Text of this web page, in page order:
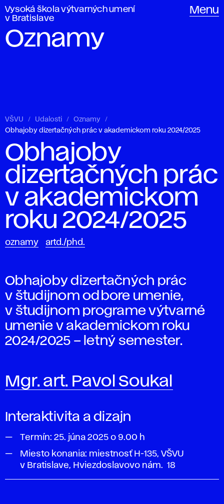
Vysoká škola výtvarných umení
v Bratislave
Menu
Oznamy
VŠVU Udalosti
Oznamy
Obhajoby dizertačných prác v akademickom roku 2024/2025
Obhajoby
dizertačných prác
v akademickom
roku 2024/2025
oznamy artd./phd.
Obhajoby dizertačných prác
v študijnom odbore umenie,
v študijnom programe výtvarné
umenie v akademickom roku
2024/2025 – letný semester.
Mgr. art. Pavol Soukal
Interaktivita a dizajn
Termín: 25. júna 2025 o 9.00 h
Miesto konania: miestnosť H-135, VŠVU
v Bratislave, Hviezdoslavovo nám. 18